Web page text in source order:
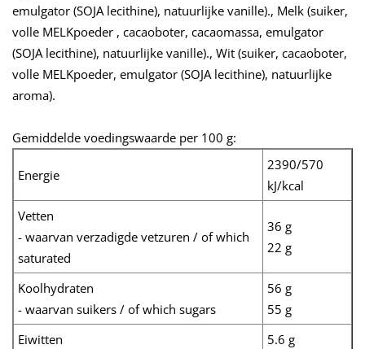
emulgator (SOJA lecithine), natuurlijke vanille)., Melk (suiker,
volle MELKpoeder , cacaoboter, cacaomassa, emulgator
(SOJA lecithine), natuurlijke vanille)., Wit (suiker, cacaoboter,
volle MELKpoeder, emulgator (SOJA lecithine), natuurlijke
aroma).
Gemiddelde voedingswaarde per 100 g:
Energie
2390/570
kJ/kcal
Vetten
- waarvan verzadigde vetzuren / of which
saturated
36 g
22 g
Koolhydraten
- waarvan suikers / of which sugars
56 g
55 g
Eiwitten
5.6 g